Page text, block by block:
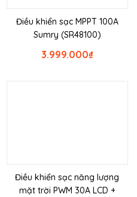
Điều khiển sạc MPPT 100A
Sumry (SR48100)
₫
3.999.000
Điều khiển sạc năng lượng
mặt trời PWM 30A LCD +